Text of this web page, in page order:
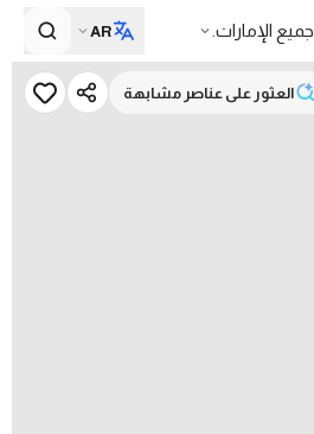
جميع الإمارات. AR
العثور على عناصر مشابهةالعثور على عناصر مشابهة